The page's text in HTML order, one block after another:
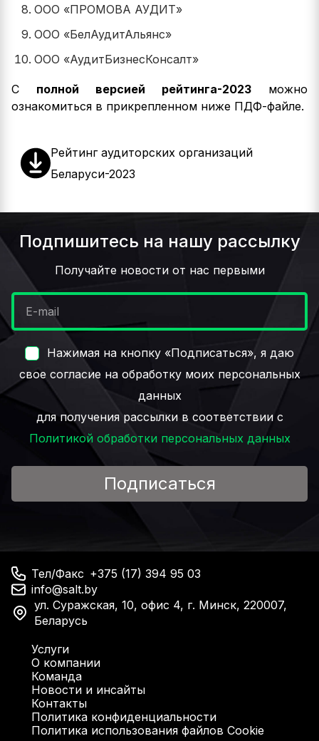
ООО «ПРОМОВА АУДИТ»
ООО «БелАудитАльянс»
ООО «АудитБизнесКонсалт»
С полной версией рейтинга-2023 можно
ознакомиться в прикрепленном ниже ПДФ-файле.
Рейтинг аудиторских организаций
Беларуси-2023
Подпишитесь на нашу рассылку
Получайте новости от нас первыми
Нажимая на кнопку «Подписаться», я даю
свое согласие на обработку моих персональных
данных
для получения рассылки в соответствии с
Политикой обработки персональных данных
Подписаться
Тел/Факс +375 (17) 394 95 03
info@salt.by
ул. Суражская, 10, офис 4, г. Минск, 220007,
Беларусь
Услуги
О компании
Команда
Новости и инсайты
Контакты
Политика конфиденциальности
Политика использования файлов Cookie